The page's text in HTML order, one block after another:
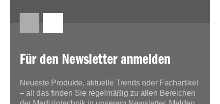
Für den Newsletter anmelden
Neueste Produkte, aktuelle Trends oder Fachartikel
– all das finden Sie regelmäßig zu allen Bereichen